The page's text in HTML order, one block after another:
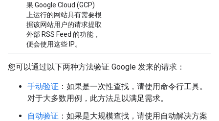
果 Google Cloud (GCP)
上运行的网站具有需要根
据该网站用户的请求提取
外部 RSS Feed 的功能，
便会使用这些 IP。
您可以通过以下两种方法验证 Google 发来的请求：
手动验证 ：如果是一次性查找，请使用命令行工具。
对于大多数用例，此方法足以满足需求。
自动验证 ：如果是大规模查找，请使用自动解决方案